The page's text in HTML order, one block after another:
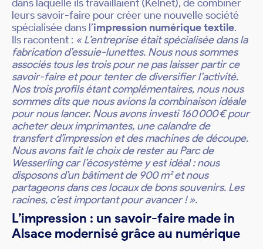
dans laquelle ils travaillaient (Kelnet), de combiner
leurs savoir-faire pour créer une nouvelle société
spécialisée dans l’impression numérique textile.
Ils racontent : « L’entreprise était spécialisée dans la
fabrication d’essuie-lunettes. Nous nous sommes
associés tous les trois pour ne pas laisser partir ce
savoir-faire et pour tenter de diversifier l’activité.
Nos trois profils étant complémentaires, nous nous
sommes dits que nous avions la combinaison idéale
pour nous lancer. Nous avons investi 160 000 € pour
acheter deux imprimantes, une calandre de
transfert d’impression et des machines de découpe.
Nous avons fait le choix de rester au Parc de
Wesserling car l’écosystème y est idéal : nous
disposons d’un bâtiment de 900 m² et nous
partageons dans ces locaux de bons souvenirs. Les
racines, c’est important pour avancer ! ».
L’impression : un savoir-faire made in
Alsace modernisé grâce au numérique